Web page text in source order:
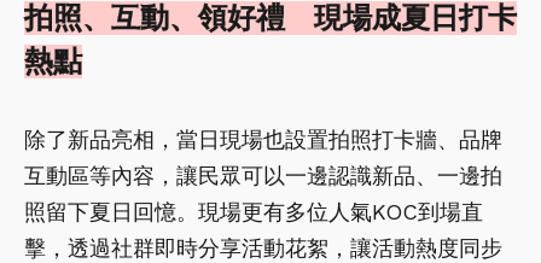
拍照、互動、領好禮 現場成夏日打卡
熱點
除了新品亮相，當日現場也設置拍照打卡牆、品牌
互動區等內容，讓民眾可以一邊認識新品、一邊拍
照留下夏日回憶。現場更有多位人氣KOC到場直
擊，透過社群即時分享活動花絮，讓活動熱度同步